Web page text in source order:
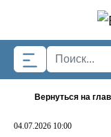
Вернуться на
04.07.2026 10:00